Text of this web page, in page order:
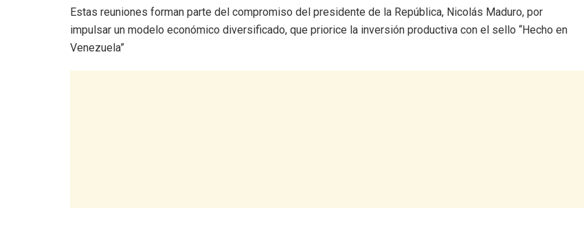
Estas reuniones forman parte del compromiso del presidente de la República, Nicolás Maduro, por
impulsar un modelo económico diversificado, que priorice la inversión productiva con el sello “Hecho en
Venezuela”